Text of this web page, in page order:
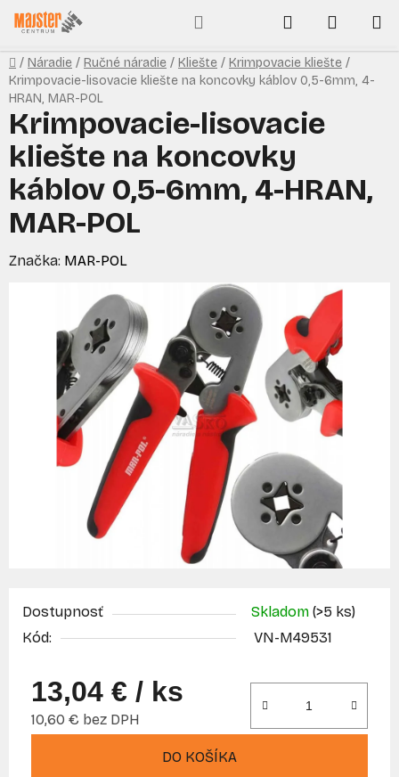
Prejsť
na
obsah
Hľadať
KOŠÍK
Domov
/ Náradie / Ručné náradie / Kliešte / Krimpovacie kliešte /
Krimpovacie-lisovacie kliešte na koncovky káblov 0,5-6mm, 4-
HRAN, MAR-POL
Dostupnosť Skladom (>5 ks)
Kód:
VN-M49531
13,04 € / ks
10,60 € bez DPH
DO KOŠÍKA
Krimpovacie-lisovacie
kliešte na koncovky
káblov 0,5-6mm, 4-HRAN,
MAR-POL
Značka: MAR-POL